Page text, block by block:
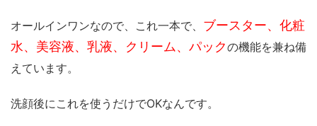
オールインワンなので、これ一本で、 ブースター、化粧
水、美容液、乳液、クリーム、パックの機能を兼ね備
えています。
洗顔後にこれを使うだけでOKなんです。